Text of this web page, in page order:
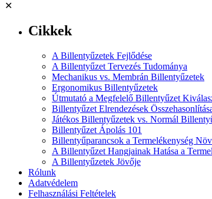
✕
Cikkek
A Billentyűzetek Fejlődése
A Billentyűzet Tervezés Tudománya
Mechanikus vs. Membrán Billentyűzetek
Ergonomikus Billentyűzetek
Útmutató a Megfelelő Billentyűzet
Billentyűzet Elrendezések
Játékos Billentyűzetek vs. Normál
Billentyűzet Ápolás 101
Billentyűparancsok a Termelékenység
A Billentyűzet Hangjainak Hatása a
A Billentyűzetek Jövője
Rólunk
Adatvédelem
Felhasználási Feltételek